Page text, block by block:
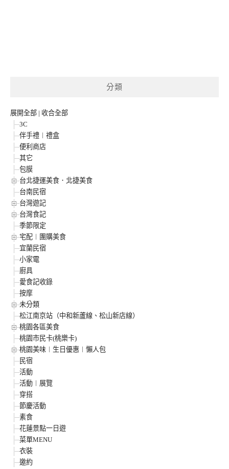
分類
展開全部 | 收合全部
3C
伴手禮︱禮盒
便利商店
其它
包膜
台北捷運美食．北捷美食
台南民宿
台灣遊記
台灣食記
季節限定
宅配︱團購美食
宜蘭民宿
小家電
廚具
愛食記收錄
按摩
未分類
松江南京站（中和新蘆線、松山新店線）
桃園各區美食
桃園市民卡(桃樂卡)
桃園美味︱生日優惠︱懶人包
民宿
活動
活動︱展覽
穿搭
節慶活動
素食
花蓮景點一日遊
菜單MENU
衣裝
邀約